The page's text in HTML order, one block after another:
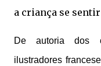
a criança se
De autoria dos
ilustradores